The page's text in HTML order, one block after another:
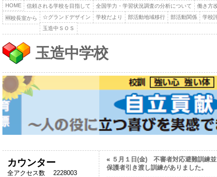
HOME 信頼される学校を目指して 全国学力・学習状況調査の分析について 働き方
🆕校長室から ☆グランドデザイン 学校だより 部活動地域移行 部活動関係
学校
玉造中ＳＯＳ
玉造中学校
カウンター
全アクセス数 2228003
« ５月１日(金) 不審者対応避難訓練
保護者引き渡し訓練がありました。